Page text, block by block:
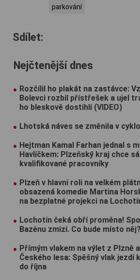
parkování
Sdílet:
Nejčtenější dnes
Rozčílil ho plakát na zastávce:
Bolevci rozbil přístřešek a ujel
ho bleskově dostihli (VIDEO)
Lhotská náves se změnila v
Hejtman Kamal Farhan jednal s
Havlíčkem: Plzeňský kraj chce
kvalifikované pracovníky
Plzeň v hlavní roli na velkém
obsazená komedie Martina
na bezplatné projekci na
Lochotín čeká obří proměna!
Bazénu zmizí. Co bude místo něj?
Přímým vlakem na výlet z Plzně
Českého lesa: Spěšný vlak jezdí
do října